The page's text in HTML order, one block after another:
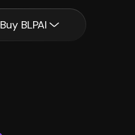
Buy BLPAI